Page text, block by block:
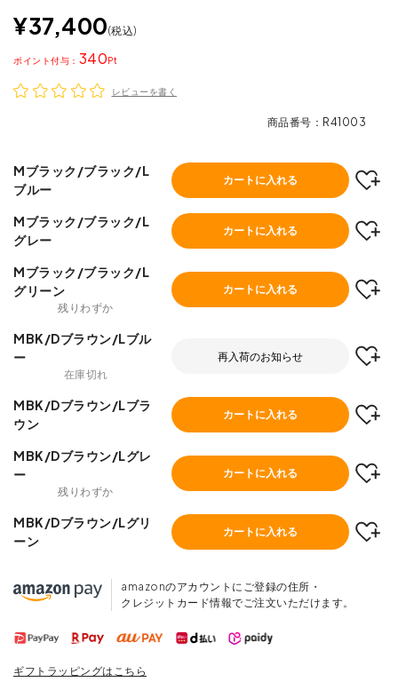
¥37,400 税込
340
ポイント
レビューを書く
商品番号 R41003
Mブラック/ブラック/L
ブルー
カートに入れる
Mブラック/ブラック/L
グレー
カートに入れる
Mブラック/ブラック/L
グリーン
残りわずか
カートに入れる
MBK/Dブラウン/Lブル
ー
在庫切れ
再入荷のお知らせ
MBK/Dブラウン/Lブラ
ウン
カートに入れる
MBK/Dブラウン/Lグレ
ー
残りわずか
カートに入れる
MBK/Dブラウン/Lグリ
ーン
カートに入れる
amazonのアカウントにご登録の住所・
クレジットカード情報でご注文いただけます。
ギフトラッピングはこちら